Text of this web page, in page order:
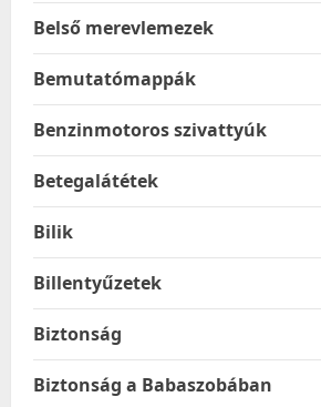
Belső merevlemezek
Bemutatómappák
Benzinmotoros szivattyúk
Betegalátétek
Bilik
Billentyűzetek
Biztonság
Biztonság a Babaszobában